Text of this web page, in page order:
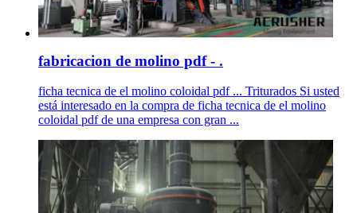
fabricacion de molino pdf - .
ficha tecnica de el molino coloidal pdf ... Triturados Si usted
está interesado en la compra de ficha tecnica de el molino
coloidal pdf de una empresa con gran ...